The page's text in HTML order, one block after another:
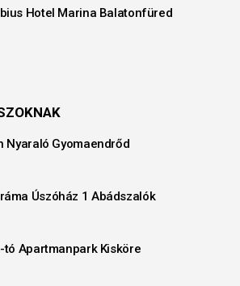
Hotel Marina Balatonfüred
Nyaraló Gyomaendrőd
Úszóház 1 Abádszalók
tó Apartmanpark Kisköre